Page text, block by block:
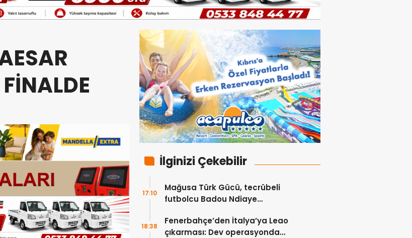
İlginizi Çekebilir
Mağusa Türk Gücü, tecrübeli
futbolcu Badou Ndiaye
17:10
Fenerbahçe’den İtalya’ya Leao
çıkarması: Dev operasyonda
18:38